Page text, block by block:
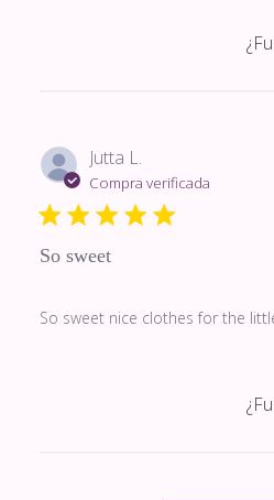
Jutta L.
Compra verificada
So sweet
So sweet nice clothes for the